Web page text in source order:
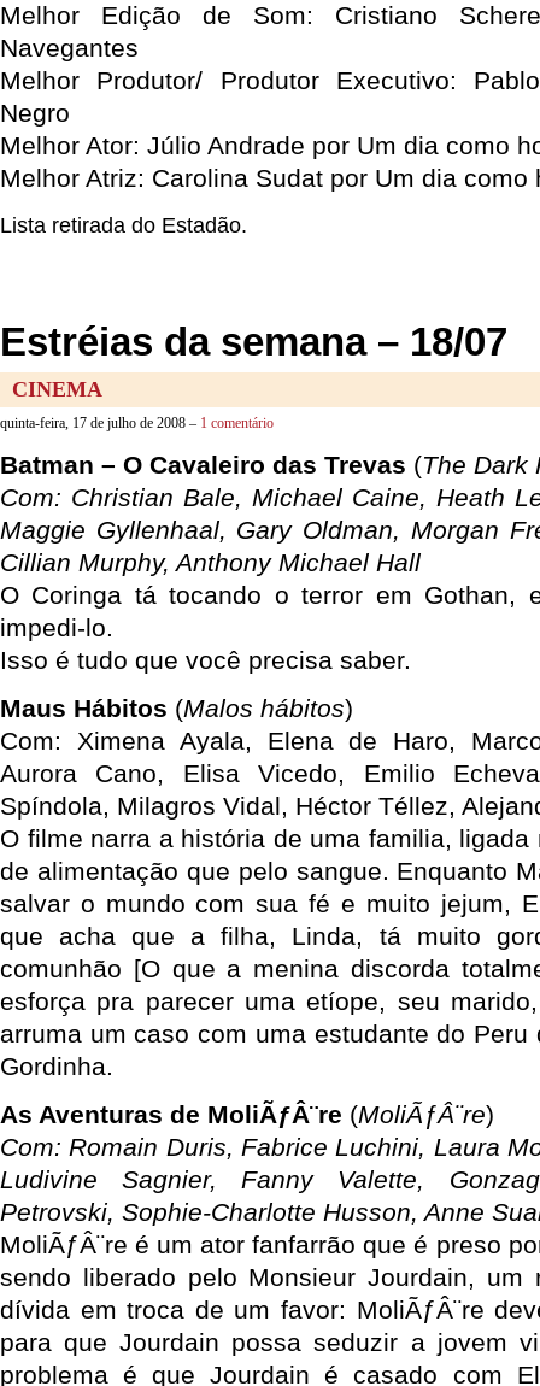
Melhor Edição de Som: Cristiano
Navegantes
Melhor Produtor/ Produtor Executivo:
Negro
Melhor Ator: Júlio Andrade por Um dia como
Melhor Atriz: Carolina Sudat por Um dia como
Lista retirada do Estadão.
Estréias da semana – 18/07
CINEMA
quinta-feira, 17 de julho de 2008 – 1 comentário
Batman – O Cavaleiro das Trevas (The Dark
Com: Christian Bale, Michael Caine, Heath
Maggie Gyllenhaal, Gary Oldman, Morgan
Cillian Murphy, Anthony Michael Hall
O Coringa tá tocando o terror em Gothan,
impedi-lo.
Isso é tudo que você precisa saber.
Maus Hábitos (Malos hábitos)
Com: Ximena Ayala, Elena de Haro,
Aurora Cano, Elisa Vicedo, Emilio
Spíndola, Milagros Vidal, Héctor Téllez,
O filme narra a história de uma familia,
de alimentação que pelo sangue. Enquanto
salvar o mundo com sua fé e muito jejum,
que acha que a filha, Linda, tá muito
comunhão [O que a menina discorda
esforça pra parecer uma etíope, seu
arruma um caso com uma estudante do
Gordinha.
As Aventuras de MoliÃƒÂ¨re (MoliÃƒÂ¨re)
Com: Romain Duris, Fabrice Luchini, Laura
Ludivine Sagnier, Fanny Valette,
Petrovski, Sophie-Charlotte Husson, Anne
MoliÃƒÂ¨re é um ator fanfarrão que é preso
sendo liberado pelo Monsieur Jourdain, um
dívida em troca de um favor: MoliÃƒÂ¨re
para que Jourdain possa seduzir a jovem
problema é que Jourdain é casado com